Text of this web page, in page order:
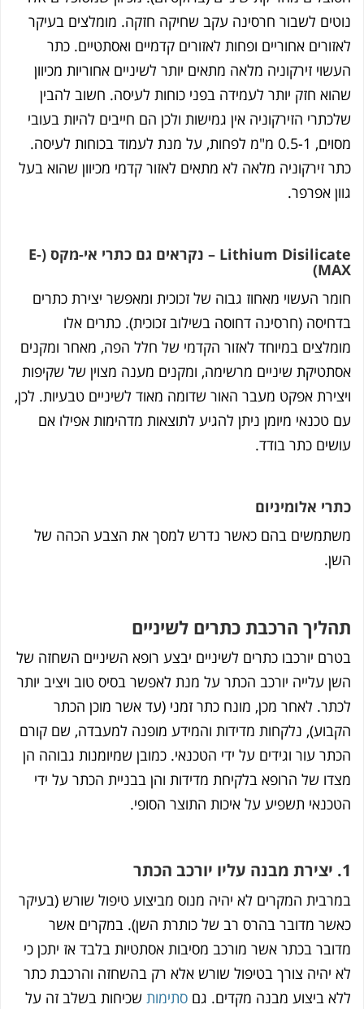
לשבור חרסינה עקב שחיקה חזקה. מומלצים בעיקר
אחוריים ופחות לאזורים קדמיים ואסתטיים. כתר
זירקוניה מלאה מתאים יותר לשיניים אחוריות מכיוון
חזק יותר לעמידה בפני כוחות לעיסה. חשוב להבין
הזירקוניה אין גמישות ולכן הם חייבים להיות בעובי
מסוים, 0.5-1 מ"מ לפחות, על מנת לעמוד בכוחות לעיסה.
זירקוניה מלאה לא מתאים לאזור קדמי מכיוון שהוא בעל
אפרפר.
Lithium Disilicate – נקראים גם כתרי אי-מקס (E-
העשוי מאחוז גבוה של זכוכית ומאפשר יצירת כתרים
(חרסינה דחוסה בשילוב זכוכית). כתרים אלו
במיוחד לאזור הקדמי של חלל הפה, מאחר ומקנים
שיניים מרשימה, ומקנים מענה מצוין של שקיפות
אפקט מעבר האור שדומה מאוד לשיניים טבעיות. לכן,
טכנאי מיומן ניתן להגיע לתוצאות מדהימות אפילו אם
כתר בודד.
אלומיניום
בהם כאשר נדרש למסך את הצבע הכהה של
הרכבת כתרים לשיניים
יורכבו כתרים לשיניים יבצע רופא השיניים השחזה של
עלייה יורכב הכתר על מנת לאפשר בסיס טוב ויציב יותר
לאחר מכן, מונח כתר זמני (עד אשר מוכן הכתר
נלקחות מדידות והמידע מופנה למעבדה, שם קורם
עור וגידים על ידי הטכנאי. כמובן שמיומנות גבוהה הן
של הרופא בלקיחת מדידות והן בבניית הכתר על ידי
תשפיע על איכות התוצר הסופי.
המקרים לא יהיה מנוס מביצוע טיפול שורש (בעיקר
מדובר בהרס רב של כותרת השן). במקרים אשר
בכתר אשר מורכב מסיבות אסתטיות בלבד אז יתכן כי
יהיה צורך בטיפול שורש אלא רק בהשחזה והרכבת כתר
ביצוע מבנה מקדים. גם סתימותשכיחות בשלב זה על